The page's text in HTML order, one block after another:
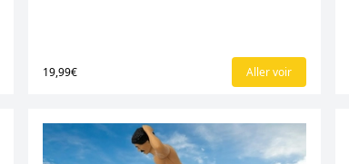
19,99€ Aller voir